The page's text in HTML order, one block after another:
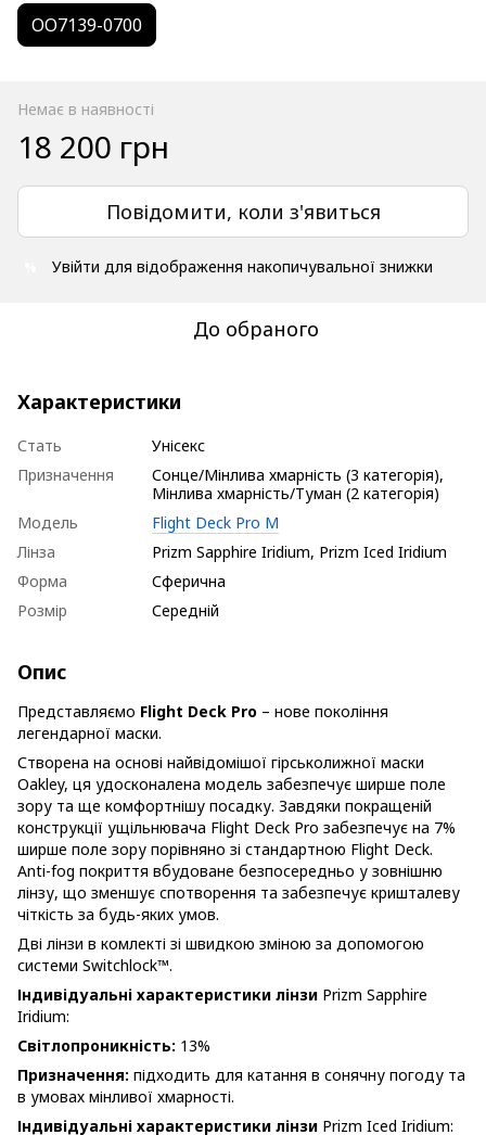
OO7139-0700
Немає в наявності
18 200 грн
Повідомити, коли з'явиться
Увійти для відображення накопичувальної знижки
До обраного
Характеристики
Стать
Унісекс
Призначення
Сонце/Мінлива хмарність (3 категорія),
Мінлива хмарність/Туман (2 категорія)
Модель
Flight Deck Pro M
Лінза
Prizm Sapphire Iridium, Prizm Iced Iridium
Форма
Сферична
Розмір
Середній
Опис
Представляємо Flight Deck Pro – нове покоління
легендарної маски.
Створена на основі найвідомішої гірськолижної маски
Oakley, ця удосконалена модель забезпечує ширше поле
зору та ще комфортнішу посадку. Завдяки покращеній
конструкції ущільнювача Flight Deck Pro забезпечує на 7%
ширше поле зору порівняно зі стандартною Flight Deck.
Anti-fog покриття вбудоване безпосередньо у зовнішню
лінзу, що зменшує спотворення та забезпечує кришталеву
чіткість за будь-яких умов.
Дві лінзи в комлекті зі швидкою зміною за допомогою
системи Switchlock™.
Індивідуальні характеристики лінзи Prizm Sapphire
Iridium:
Світлопроникність: 13%
Призначення: підходить для катання в сонячну погоду та
в умовах мінливої хмарності.
Індивідуальні характеристики лінзи Prizm Iced Iridium: